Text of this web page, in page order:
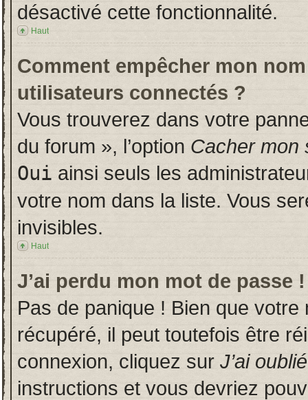
désactivé cette fonctionnalité.
Haut
Comment empêcher mon
utilisateurs connectés ?
Vous trouverez dans votre
du forum », l’option Cacher mon
Oui ainsi seuls les
votre nom dans la liste. Vous
invisibles.
Haut
J’ai perdu mon mot de passe !
Pas de panique ! Bien que
récupéré, il peut toutefois être
connexion, cliquez sur J’ai
instructions et vous devriez